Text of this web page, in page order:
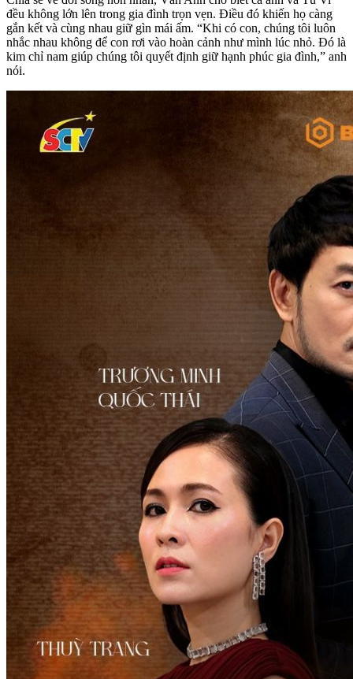
đều không lớn lên trong gia đình trọn vẹn. Điều đó khiến họ càng
gắn kết và cùng nhau giữ gìn mái ấm. “Khi có con, chúng tôi luôn
nhắc nhau không để con rơi vào hoàn cảnh như mình lúc nhỏ. Đó là
kim chỉ nam giúp chúng tôi quyết định giữ hạnh phúc gia đình,” anh
nói.